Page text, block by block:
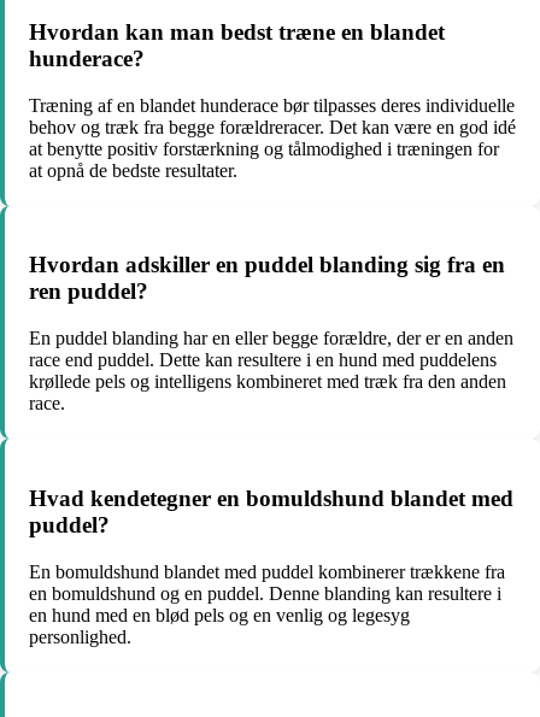
Hvordan kan man bedst træne en blandet
hunderace?
Træning af en blandet hunderace bør tilpasses deres individuelle
behov og træk fra begge forældreracer. Det kan være en god idé
at benytte positiv forstærkning og tålmodighed i træningen for
at opnå de bedste resultater.
Hvordan adskiller en puddel blanding sig fra en
ren puddel?
En puddel blanding har en eller begge forældre, der er en anden
race end puddel. Dette kan resultere i en hund med puddelens
krøllede pels og intelligens kombineret med træk fra den anden
race.
Hvad kendetegner en bomuldshund blandet med
puddel?
En bomuldshund blandet med puddel kombinerer trækkene fra
en bomuldshund og en puddel. Denne blanding kan resultere i
en hund med en blød pels og en venlig og legesyg
personlighed.